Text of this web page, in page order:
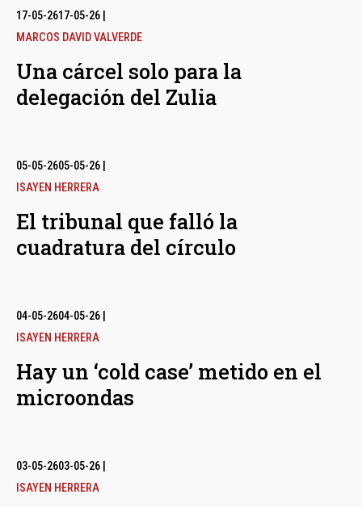
17-05-2617-05-26
MARCOS DAVID VALVERDE
Una cárcel solo para la
delegación del Zulia
05-05-2605-05-26
ISAYEN HERRERA
El tribunal que falló la
cuadratura del círculo
04-05-2604-05-26
ISAYEN HERRERA
Hay un ‘cold case’ metido en el
microondas
03-05-2603-05-26
ISAYEN HERRERA